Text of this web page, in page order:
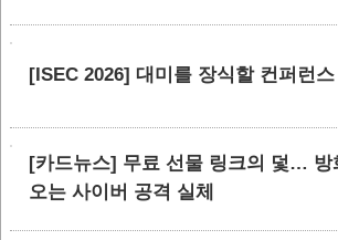
[ISEC 2026] 대미를 장식할 컨퍼런
[카드뉴스] 무료 선물 링크의 덫… 방
오는 사이버 공격 실체